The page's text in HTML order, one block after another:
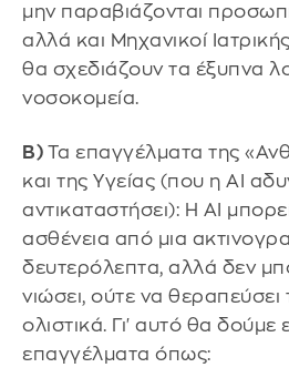
μην παραβιάζονται
αλλά και Μηχανικοί
θα σχεδιάζουν τα έξυπνα
νοσοκομεία.
Β) Τα επαγγέλματα της
και της Υγείας (που η AI
αντικαταστήσει): Η AI
ασθένεια από μια
δευτερόλεπτα, αλλά δεν
νιώσει, ούτε να
ολιστικά. Γι' αυτό θα δούμε
επαγγέλματα όπως: